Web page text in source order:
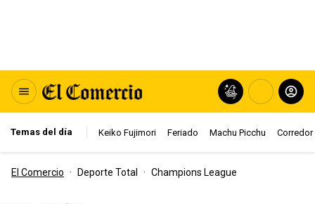
Temas del día Keiko Fujimori Feriado Machu Picchu Corredor
El Comercio · Deporte Total · Champions League